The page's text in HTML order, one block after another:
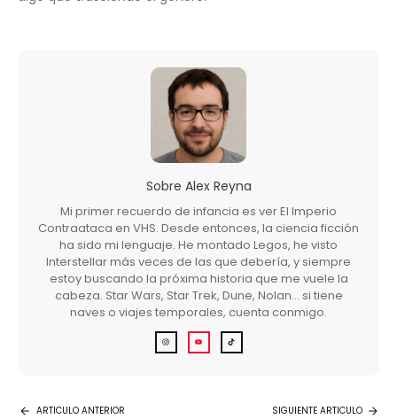
Sobre Alex Reyna
Mi primer recuerdo de infancia es ver El Imperio
Contraataca en VHS. Desde entonces, la ciencia ficción
ha sido mi lenguaje. He montado Legos, he visto
Interstellar más veces de las que debería, y siempre
estoy buscando la próxima historia que me vuele la
cabeza. Star Wars, Star Trek, Dune, Nolan… si tiene
naves o viajes temporales, cuenta conmigo.
ARTICULO ANTERIOR SIGUIENTE ARTICULO